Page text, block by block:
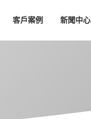
客戶案例 新聞中心